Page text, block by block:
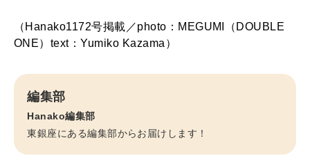
（Hanako1172号掲載／photo：MEGUMI（DOUBLE
ONE）text：Yumiko Kazama）
編集部
Hanako編集部
東銀座にある編集部からお届けします！